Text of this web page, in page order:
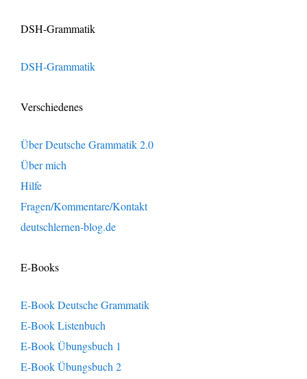
DSH-Grammatik
DSH-Grammatik
Verschiedenes
Über Deutsche Grammatik 2.0
Über mich
Hilfe
Fragen/Kommentare/Kontakt
deutschlernen-blog.de
E-Books
E-Book Deutsche Grammatik
E-Book Listenbuch
E-Book Übungsbuch 1
E-Book Übungsbuch 2